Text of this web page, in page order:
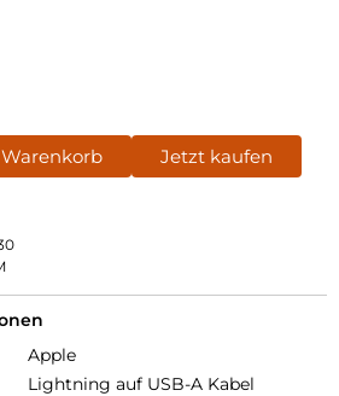
Jetzt kaufen
Apple
Lightning auf USB-A Kabel